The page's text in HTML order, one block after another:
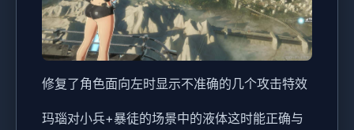
修复了角色面向左时显示不准确的几个攻击特效
玛瑙对小兵+暴徒的场景中的液体这时能正确与